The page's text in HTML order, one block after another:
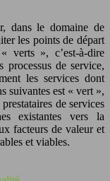
dans le domaine de
les points de départ
verts », c’est-à-dire
processus de service,
les services dont
suivantes est « vert »,
de services
existantes vers la
facteurs de valeur et
et viables.